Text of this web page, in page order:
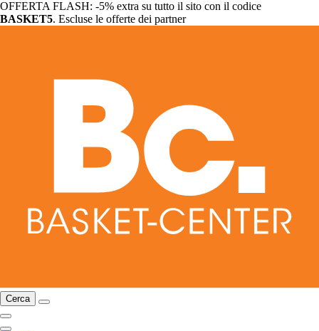
OFFERTA FLASH: -5% extra su tutto il sito con il codice
BASKET5. Escluse le offerte dei partner
Cerca